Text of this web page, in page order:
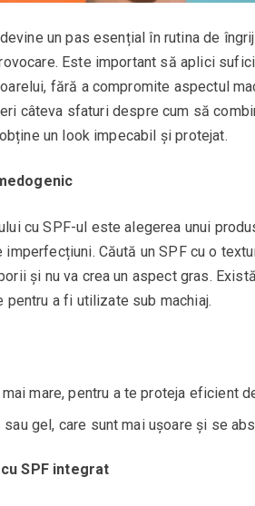
un pas esențial în rutina de
Este important să aplici
fără a compromite aspectul
câteva sfaturi despre cum să
un look impecabil și protejat.
cu SPF-ul este alegerea unui
Căută un SPF cu o
și nu va crea un aspect gras.
a fi utilizate sub machiaj.
mare, pentru a te proteja eficient
gel, care sunt mai ușoare și se
SPF integrat